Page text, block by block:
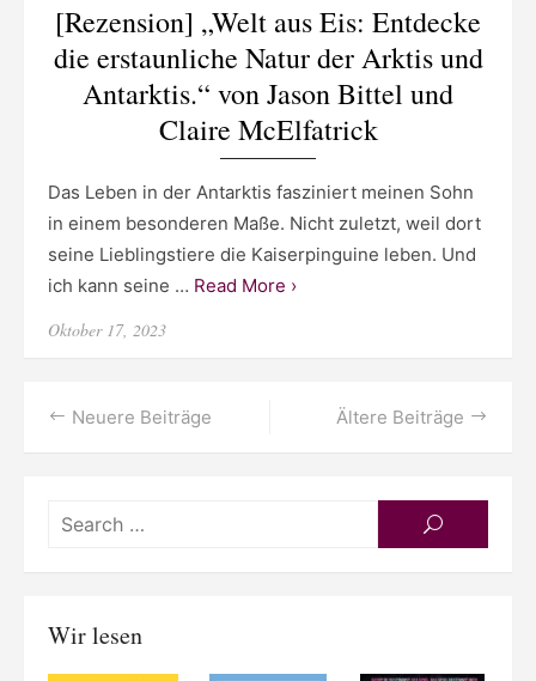
[Rezension] „Welt aus Eis: Entdecke
die erstaunliche Natur der Arktis und
Antarktis.“ von Jason Bittel und
Claire McElfatrick
Das Leben in der Antarktis fasziniert meinen Sohn
in einem besonderen Maße. Nicht zuletzt, weil dort
seine Lieblingstiere die Kaiserpinguine leben. Und
ich kann seine … Read More ›
Posted
Oktober 17, 2023
Beitragsnavigation Ältere Beiträge
Neuere Beiträge
SEARCH
Wir lesen